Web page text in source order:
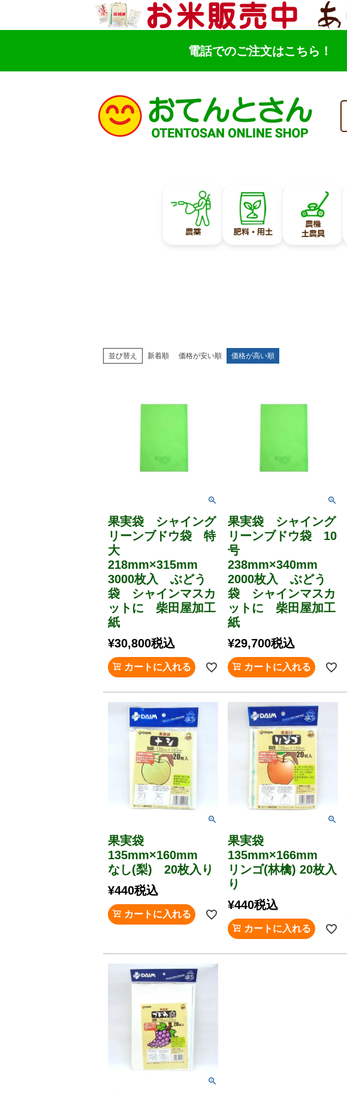
電話でのご注文はこちら！
検索
並び替え 新着順 価格が安い順 価格が高い順
果実袋 シャイング
リーンブドウ袋 特
大
218mm×315mm
3000枚入 ぶどう
袋 シャインマスカ
ットに 柴田屋加工
紙
¥30,800税込
カートに入れる
果実袋 シャイング
リーンブドウ袋 10
号
238mm×340mm
2000枚入 ぶどう
袋 シャインマスカ
ットに 柴田屋加工
紙
¥29,700税込
カートに入れる
果実袋
135mm×160mm
なし(梨) 20枚入り
¥440税込
カートに入れる
果実袋
135mm×166mm
リンゴ(林檎) 20枚入
り
¥440税込
カートに入れる